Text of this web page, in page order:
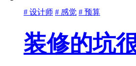
# 设计师 # 感觉 # 预算
装修的坑